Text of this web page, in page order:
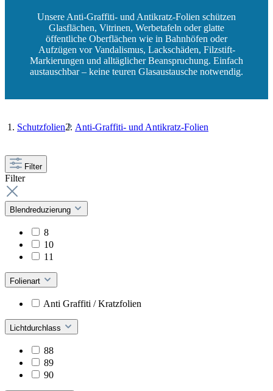
Unsere Anti-Graffiti- und Antikratz-Folien schützen
Glasflächen, Vitrinen, Werbetafeln oder glatte
öffentliche Oberflächen wie in Bahnhöfen oder
Aufzügen vor Vandalismus, Lackschäden, Filzstift-
Markierungen und alltäglicher Beanspruchung. Einfach
austauschbar – keine teuren Glasaustausche notwendig.
Schutzfolien Anti-Graffiti- und Antikratz-Folien
Filter
Filter
Blendreduzierung
8
10
11
Folienart
Anti Graffiti / Kratzfolien
Lichtdurchlass
88
89
90